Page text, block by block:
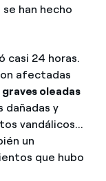
han hecho
casi 24 horas.
afectadas
graves oleadas
dañadas y
vandálicos...
un
que hubo